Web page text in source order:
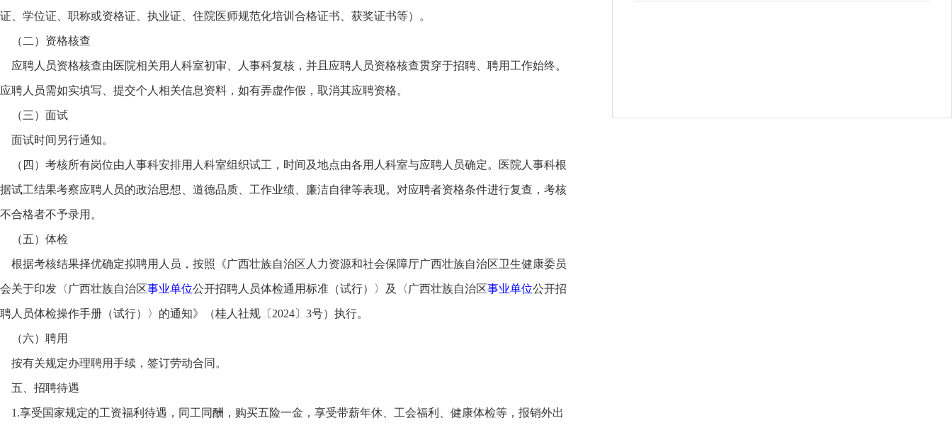
证、学位证、职称或资格证、执业证、住院医师规范化培训合格证书、获奖证书等）。
（二）资格核查
应聘人员资格核查由医院相关用人科室初审、人事科复核，并且应聘人员资格核查贯穿于招聘、聘用工作始终。
应聘人员需如实填写、提交个人相关信息资料，如有弄虚作假，取消其应聘资格。
（三）面试
面试时间另行通知。
（四）考核所有岗位由人事科安排用人科室组织试工，时间及地点由各用人科室与应聘人员确定。医院人事科根
据试工结果考察应聘人员的政治思想、道德品质、工作业绩、廉洁自律等表现。对应聘者资格条件进行复查，考核
不合格者不予录用。
（五）体检
根据考核结果择优确定拟聘用人员，按照《广西壮族自治区人力资源和社会保障厅广西壮族自治区卫生健康委员
会关于印发〈广西壮族自治区事业单位公开招聘人员体检通用标准（试行）〉及〈广西壮族自治区事业单位公开招
聘人员体检操作手册（试行）〉的通知》（桂人社规〔2024〕3号）执行。
（六）聘用
按有关规定办理聘用手续，签订劳动合同。
五、招聘待遇
1.享受国家规定的工资福利待遇，同工同酬，购买五险一金，享受带薪年休、工会福利、健康体检等，报销外出